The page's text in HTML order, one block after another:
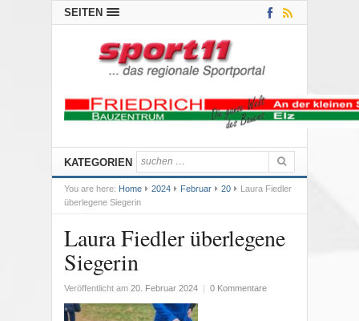
SEITEN
KATEGORIEN
You are here: Home 2024 Februar 20
Laura Fiedler
überlegene Siegerin
Laura Fiedler überlegene
Siegerin
Veröffentlicht am 20. Februar 2024 0 Kommentare